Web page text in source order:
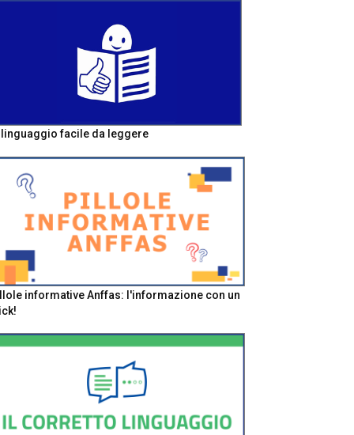
linguaggio facile da leggere
informative Anffas: l'informazione con un